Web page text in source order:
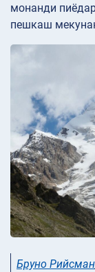
монанди
пешкаш
Бруно Рийсман